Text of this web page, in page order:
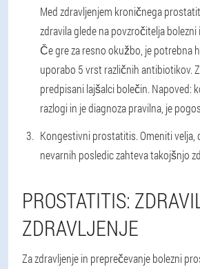
Med zdravljenjem kroničnega
zdravila glede na povzročitelja
Če gre za resno okužbo, je potrebna
uporabo 5 vrst različnih antibiotikov.
predpisani lajšalci bolečin. Napoved:
razlogi in je diagnoza pravilna, je
Kongestivni prostatitis. Omeniti velja,
nevarnih posledic zahteva takojšnjo
PROSTATITIS:
ZDRAVLJENJE
Za zdravljenje in preprečevanje bolezni